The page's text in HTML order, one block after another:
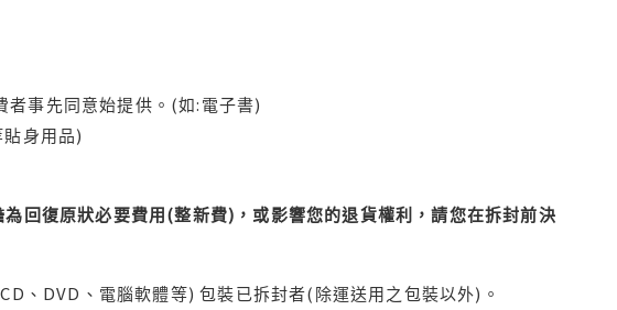
者事先同意始提供。(如:電子書)
身用品)
回復原狀必要費用(整新費)，或影響您的退貨權利，請您在拆封前決
、DVD、電腦軟體等) 包裝已拆封者(除運送用之包裝以外)。